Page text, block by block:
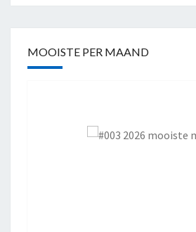
MOOISTE PER MAAND